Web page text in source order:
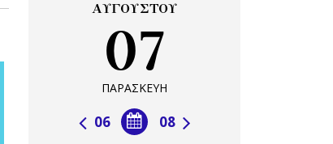
ΑΥΓΟΥΣΤΟΥ
07
ΠΑΡΑΣΚΕΥΗ
08
06